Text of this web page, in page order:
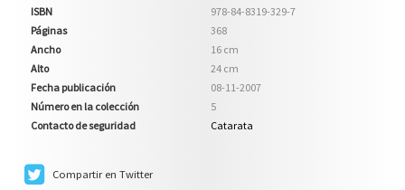
ISBN
978-84-8319-329-7
Páginas
368
Ancho
16 cm
Alto
24 cm
Fecha publicación
08-11-2007
Número en la colección
5
Contacto de seguridad
Catarata
Compartir en Twitter